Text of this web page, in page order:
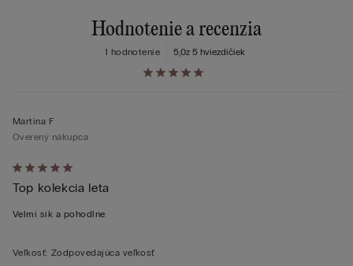
Hodnotenie a recenzia
5,0z 5 hviezdičiek
1 hodnotenie
Hodnotenie:
5
z 5
Martina F
Overený nákupca
Top kolekcia leta
Velmi sik a pohodlne
Veľkosť: Zodpovedajúca veľkosť